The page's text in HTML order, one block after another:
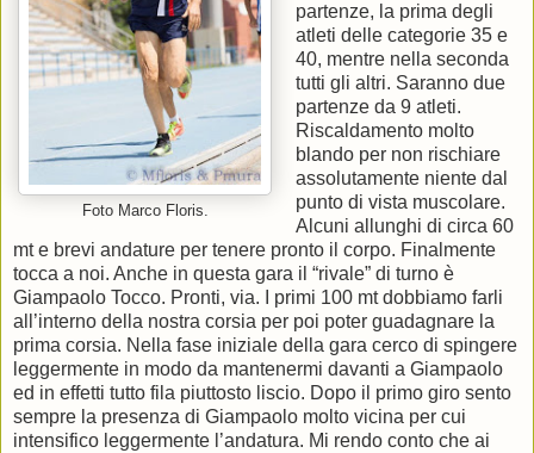
Foto Marco Floris.
partenze, la prima degli
atleti delle categorie 35 e
40, mentre nella seconda
tutti gli altri. Saranno due
partenze da 9 atleti.
Riscaldamento molto
blando per non rischiare
assolutamente niente dal
punto di vista muscolare.
Alcuni allunghi di circa 60
mt e brevi andature per tenere pronto il corpo. Finalmente
tocca a noi. Anche in questa gara il “rivale” di turno è
Giampaolo Tocco. Pronti, via. I primi 100 mt dobbiamo farli
all’interno della nostra corsia per poi poter guadagnare la
prima corsia. Nella fase iniziale della gara cerco di spingere
leggermente in modo da mantenermi davanti a Giampaolo
ed in effetti tutto fila piuttosto liscio. Dopo il primo giro sento
sempre la presenza di Giampaolo molto vicina per cui
intensifico leggermente l’andatura. Mi rendo conto che ai